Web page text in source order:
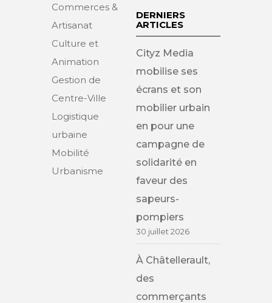
Commerces &
Artisanat
Culture et
Animation
Gestion de
Centre-Ville
Logistique
urbaine
Mobilité
Urbanisme
DERNIERS
ARTICLES
Cityz Media
mobilise ses
écrans et son
mobilier urbain
en pour une
campagne de
solidarité en
faveur des
sapeurs-
pompiers
30 juillet 2026
À Châtellerault,
des
commerçants